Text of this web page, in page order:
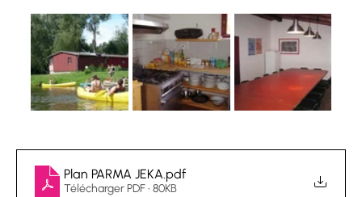
Plan PARMA JEKA.pdf
Télécharger PDF • 80KB